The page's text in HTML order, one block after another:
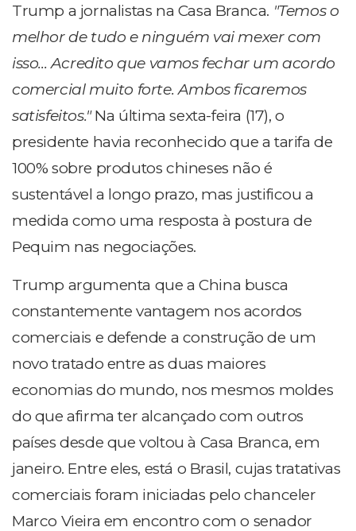
Trump a jornalistas na Casa Branca. "Temos o
melhor de tudo e ninguém vai mexer com
isso... Acredito que vamos fechar um acordo
comercial muito forte. Ambos ficaremos
satisfeitos."Na última sexta-feira (17), o
presidente havia reconhecido que a tarifa de
100% sobre produtos chineses não é
sustentável a longo prazo, mas justificou a
medida como uma resposta à postura de
Pequim nas negociações.
Trump argumenta que a China busca
constantemente vantagem nos acordos
comerciais e defende a construção de um
novo tratado entre as duas maiores
economias do mundo, nos mesmos moldes
do que afirma ter alcançado com outros
países desde que voltou à Casa Branca, em
janeiro. Entre eles, está o Brasil, cujas tratativas
comerciais foram iniciadas pelo chanceler
Marco Vieira em encontro com o senador